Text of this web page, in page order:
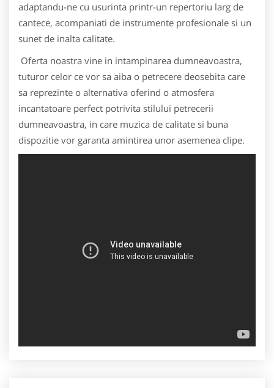
adaptandu-ne cu usurinta printr-un repertoriu larg de
cantece, acompaniati de instrumente profesionale si un
sunet de inalta calitate.
Oferta noastra vine in intampinarea dumneavoastra,
tuturor celor ce vor sa aiba o petrecere deosebita care
sa reprezinte o alternativa oferind o atmosfera
incantatoare perfect potrivita stilului petrecerii
dumneavoastra, in care muzica de calitate si buna
dispozitie vor garanta amintirea unor asemenea clipe.